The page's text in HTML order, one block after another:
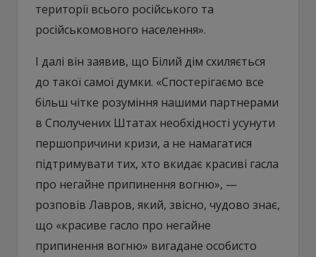
території всього російського та
російськомовного населення».
І далі він заявив, що Білий дім схиляється
до такої самої думки. «Спостерігаємо все
більш чітке розуміння нашими партнерами
в Сполучених Штатах необхідності усунути
першопричини кризи, а не намагатися
підтримувати тих, хто вкидає красиві гасла
про негайне припинення вогню», —
розповів Лавров, який, звісно, чудово знає,
що «красиве гасло про негайне
припинення вогню» вигадане особисто